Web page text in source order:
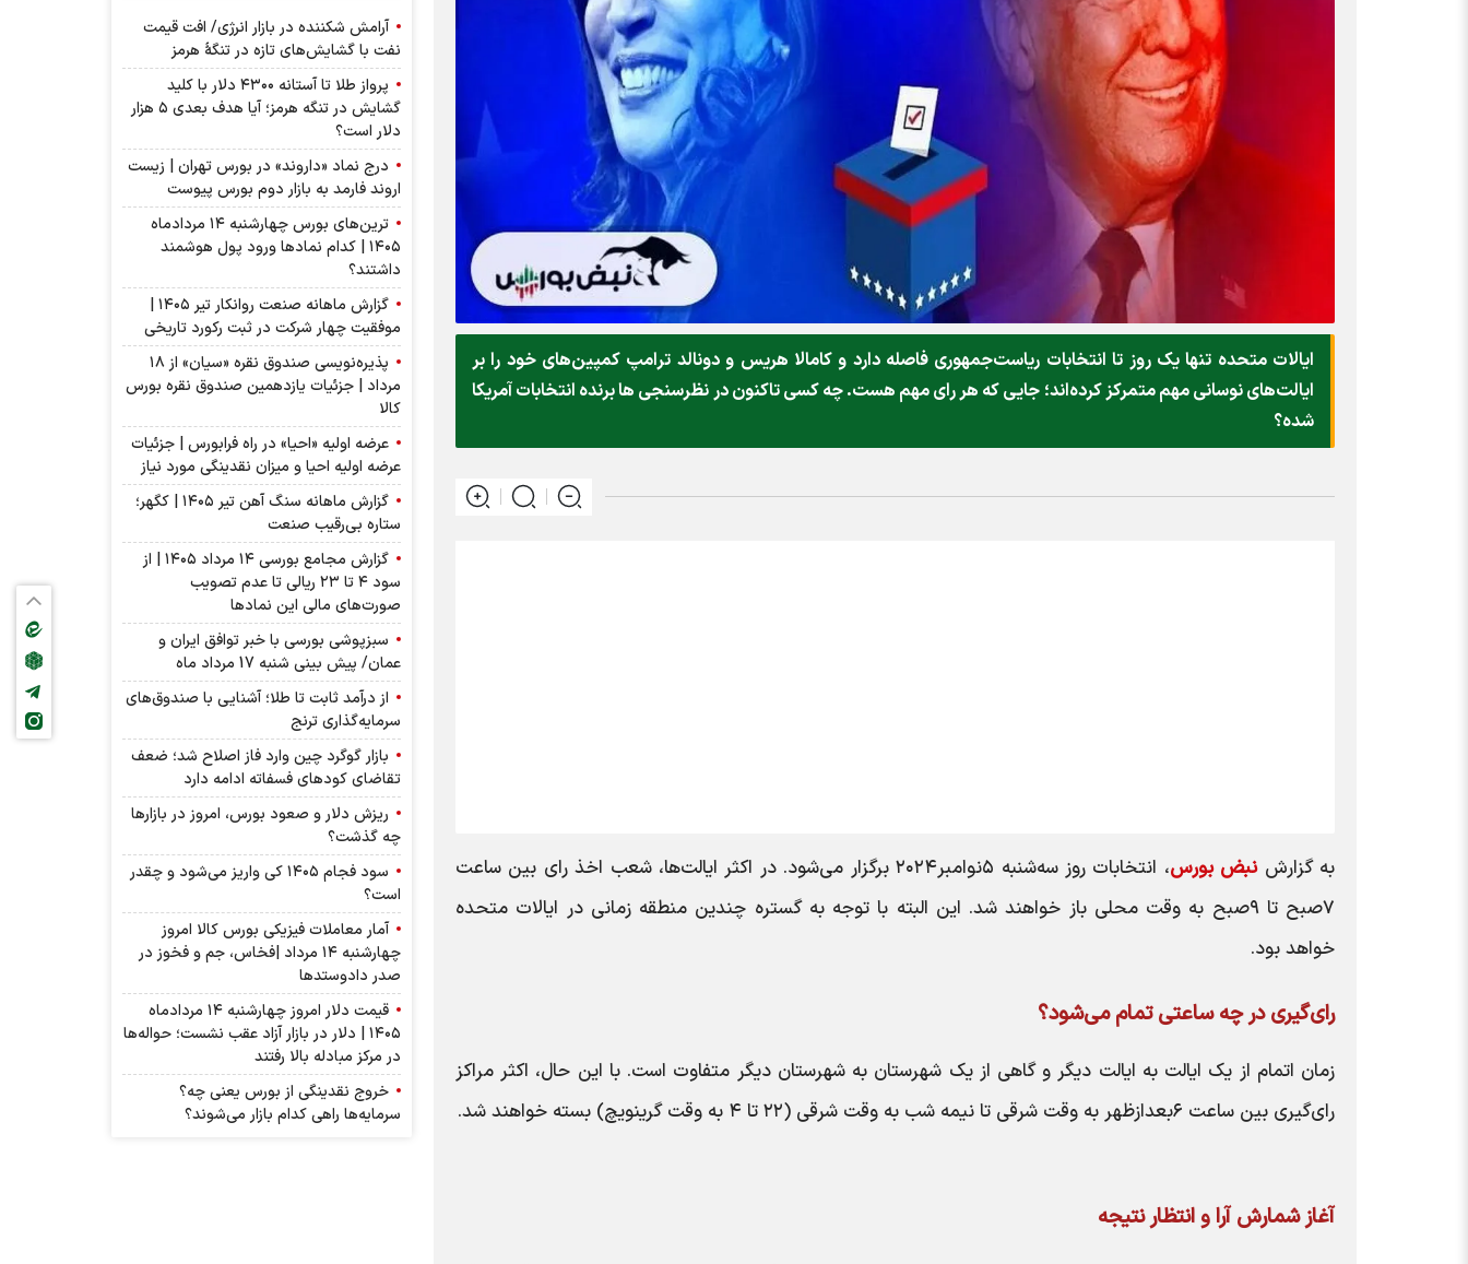
ایالات متحده تنها یک روز تا انتخابات ریاست‌جمهوری فاصله دارد و کامالا هریس و دونالد ترامپ کمپین‌های خود را بر
ایالت‌های نوسانی مهم متمرکز کرده‌اند؛ جایی که هر رای مهم هست. چه کسی تاکنون در نظرسنجی ها برنده انتخابات آمریکا
شده؟
به گزارشنبض بورس
، انتخابات روز سه‌شنبه ۵نوامبر۲۰۲۴ برگزار می‌شود. در اکثر ایالت‌ها، شعب اخذ رای بین ساعت
۷صبح تا ۹صبح به وقت محلی باز خواهند شد. این البته با توجه به گستره چندین منطقه زمانی در ایالات متحده
خواهد بود.
رای‌گیری در چه ساعتی تمام می‌شود؟
زمان اتمام از یک ایالت به ایالت دیگر و گاهی از یک شهرستان به شهرستان دیگر متفاوت است. با این حال، اکثر مراکز
رای‌گیری بین ساعت ۶بعدازظهر به وقت شرقی تا نیمه شب به وقت شرقی (۲۲ تا ۴ به وقت گرینویچ) بسته خواهند شد.
آغاز شمارش آرا و انتظار نتیجه
آرامش شکننده در بازار انرژی/ افت قیمت
نفت با گشایش‌های تازه در تنگۀ هرمز
پرواز طلا تا آستانه ۴۳۰۰ دلار با کلید
گشایش در تنگه هرمز؛ آیا هدف بعدی ۵ هزار
دلار است؟
درج نماد «داروند» در بورس تهران | زیست
اروند فارمد به بازار دوم بورس پیوست
ترین‌های بورس چهارشنبه ۱۴ مردادماه
۱۴۰۵ | کدام نماد‌ها ورود پول هوشمند
داشتند؟
گزارش ماهانه صنعت روانکار تیر ۱۴۰۵ |
موفقیت چهار شرکت در ثبت رکورد تاریخی
پذیره‌نویسی صندوق نقره «سیان» از ۱۸
مرداد | جزئیات یازدهمین صندوق نقره بورس
کالا
عرضه اولیه «احیا» در راه فرابورس | جزئیات
عرضه اولیه احیا و میزان نقدینگی مورد نیاز
گزارش ماهانه سنگ آهن تیر ۱۴۰۵ | کگهر؛
ستاره بی‌رقیب صنعت
گزارش مجامع بورسی ۱۴ مرداد ۱۴۰۵ | از
سود ۴ تا ۲۳ ریالی تا عدم تصویب
صورت‌های مالی این نماد‌ها
سبزپوشی بورسی با خبر توافق ایران و
عمان/ پیش بینی شنبه 17 مرداد ماه
از درآمد ثابت تا طلا؛ آشنایی با صندوق‌های
سرمایه‌گذاری ترنج
بازار گوگرد چین وارد فاز اصلاح شد؛ ضعف
تقاضای کودهای فسفاته ادامه دارد
ریزش دلار و صعود بورس، امروز در بازارها
چه گذشت؟
سود فجام ۱۴۰۵ کی واریز می‌شود و چقدر
است؟
آمار معاملات فیزیکی بورس کالا امروز
چهارشنبه ۱۴ مرداد |فخاس، جم و فخوز در
صدر دادوستد‌ها
قیمت دلار امروز چهارشنبه ۱۴ مردادماه
۱۴۰۵ | دلار در بازار آزاد عقب نشست؛ حواله‌ها
در مرکز مبادله بالا رفتند
خروج نقدینگی از بورس یعنی چه؟
سرمایه‌ها راهی کدام بازار می‌شوند؟